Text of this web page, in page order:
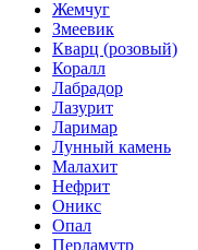
Жемчуг
Змеевик
Кварц (розовый)
Коралл
Лабрадор
Лазурит
Ларимар
Лунный камень
Малахит
Нефрит
Оникс
Опал
Перламутр